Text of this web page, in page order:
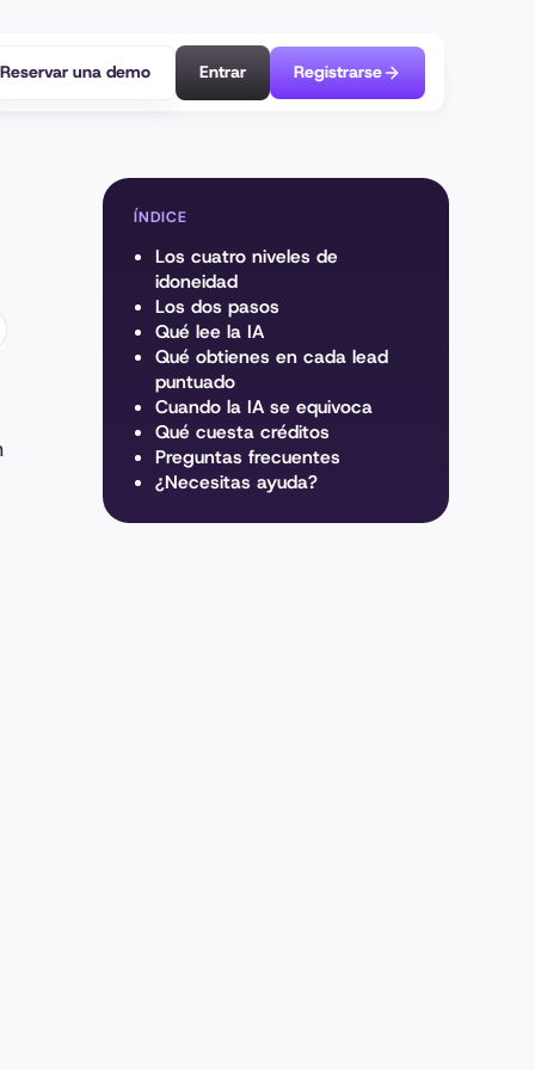
Reservar una demo Entrar Registrarse
ÍNDICE
Los cuatro niveles de
idoneidad
Los dos pasos
Qué lee la IA
Qué obtienes en cada lead
puntuado
Cuando la IA se equivoca
Qué cuesta créditos
Preguntas frecuentes
¿Necesitas ayuda?